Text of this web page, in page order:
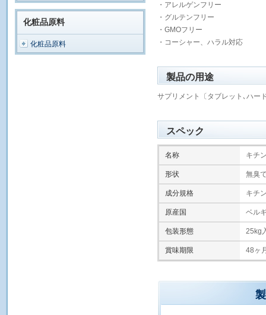
化粧品原料
化粧品原料
・アレルゲンフリー
・グルテンフリー
・GMOフリー
・コーシャー、ハラル対応
製品の用途
サプリメント〔タブレット､ハー
スペック
名称 キチ
形状 無臭
成分規格 キチ
原産国 ベル
包装形態 25kg
賞味期限 48ヶ